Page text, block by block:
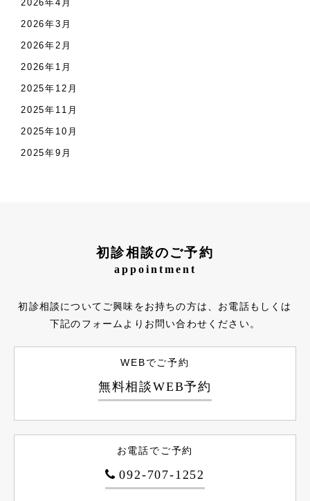
2026年4月
2026年3月
2026年2月
2026年1月
2025年12月
2025年11月
2025年10月
2025年9月
初診相談のご予約
appointment
初診相談についてご興味をお持ちの方は、お電話もしくは
下記のフォームよりお問い合わせください。
WEBでご予約
無料相談WEB予約
お電話でご予約
092-707-1252